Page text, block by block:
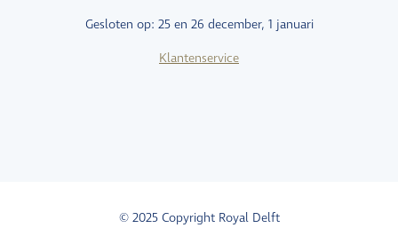
Gesloten op: 25 en 26 december, 1 januari
Klantenservice
© 2025 Copyright Royal Delft